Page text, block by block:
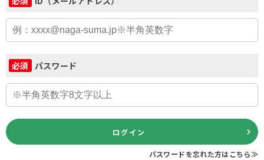
必須 パスワード
ログイン
パスワードを忘れた方はこちら≫